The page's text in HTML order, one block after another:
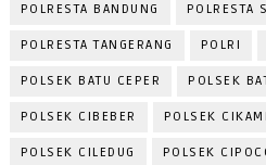
POLRESTA BANDUNG POLRESTA
POLRESTA TANGERANG POLRI
POLSEK BATU CEPER POLSEK
POLSEK CIBEBER POLSEK
POLSEK CILEDUG POLSEK